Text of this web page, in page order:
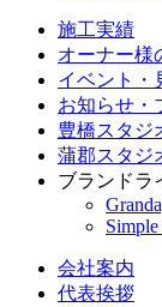
施工実績
オーナー様
イベント・
お知らせ・
豊橋スタジ
蒲郡スタジ
ブランドラ
会社案内
代表挨拶